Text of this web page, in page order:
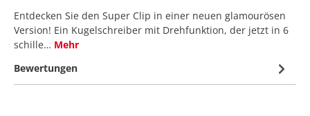
Entdecken Sie den Super Clip in einer neuen glamourösen
Version! Ein Kugelschreiber mit Drehfunktion, der jetzt in 6
schille… Mehr
Bewertungen